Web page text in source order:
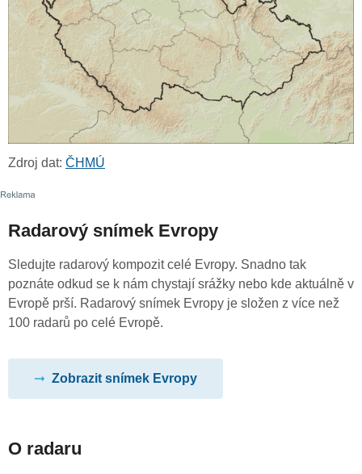
Zdroj dat: ČHMÚ
Radarový snímek Evropy
Sledujte radarový kompozit celé Evropy. Snadno tak
poznáte odkud se k nám chystají srážky nebo kde aktuálně v
Evropě prší. Radarový snímek Evropy je složen z více než
100 radarů po celé Evropě.
Zobrazit snímek Evropy
O radaru